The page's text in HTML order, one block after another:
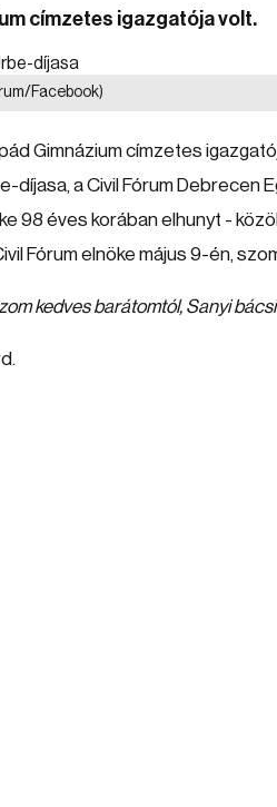
címzetes igazgatója volt.
Facebook)
Gimnázium címzetes
díjasa, a Civil Fórum Debrecen
98 éves korában elhunyt -
Fórum elnöke május 9-én,
kedves barátomtól, Sanyi